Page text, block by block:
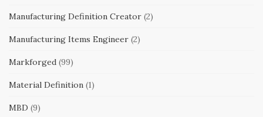
Manufacturing Definition Creator (2)
Manufacturing Items Engineer (2)
Markforged (99)
Material Definition (1)
MBD (9)